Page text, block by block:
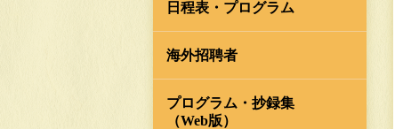
日程表・プログラム
海外招聘者
プログラム・抄録集
（Web版）